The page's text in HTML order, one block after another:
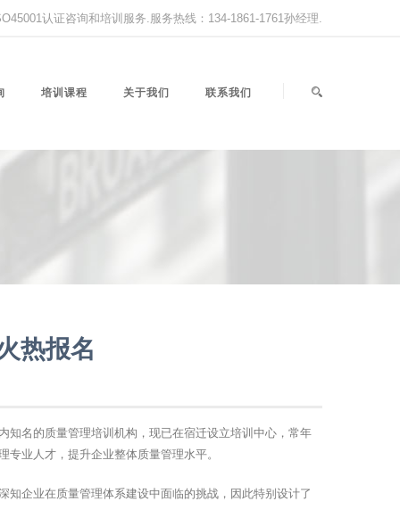
认证咨询和培训服务.服务热线：134-1861-1761孙经理.
培训课程 关于我们 联系我们
热报名
知名的质量管理培训机构，现已在宿迁设立培训中心，常年
业人才，提升企业整体质量管理水平。
企业在质量管理体系建设中面临的挑战，因此特别设计了